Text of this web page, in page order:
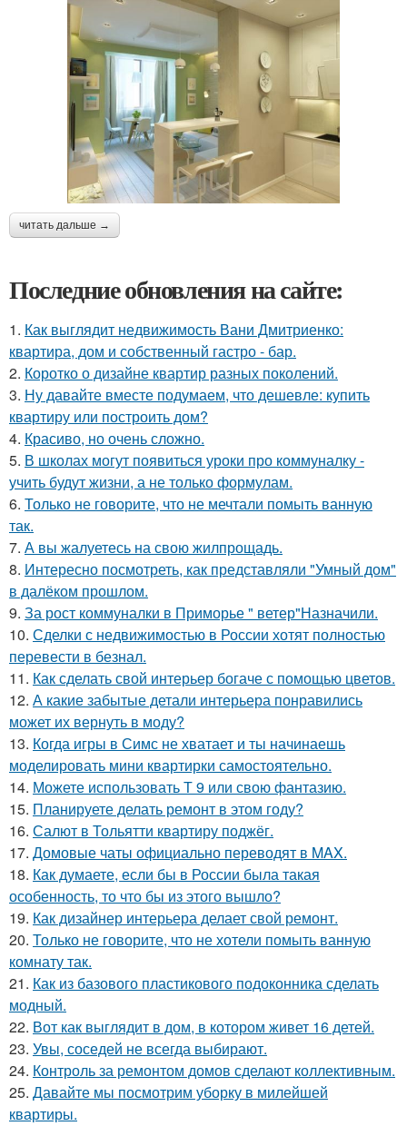
читать дальше →
Последние обновления на сайте:
1. Как выглядит недвижимость Вани Дмитриенко:
квартира, дом и собственный гастро - бар.
2. Коротко о дизайне квартир разных поколений.
3. Ну давайте вместе подумаем, что дешевле: купить
квартиру или построить дом?
4. Красиво, но очень сложно.
5. В школах могут появиться уроки про коммуналку -
учить будут жизни, а не только формулам.
6. Только не говорите, что не мечтали помыть ванную
так.
7. А вы жалуетесь на свою жилпрощадь.
8. Интересно посмотреть, как представляли "Умный дом"
в далёком прошлом.
9. За рост коммуналки в Приморье " ветер"Назначили.
10. Сделки с недвижимостью в России хотят полностью
перевести в безнал.
11. Как сделать свой интерьер богаче с помощью цветов.
12. А какие забытые детали интерьера понравились
может их вернуть в моду?
13. Когда игры в Симс не хватает и ты начинаешь
моделировать мини квартирки самостоятельно.
14. Можете использовать Т 9 или свою фантазию.
15. Планируете делать ремонт в этом году?
16. Салют в Тольятти квартиру поджёг.
17. Домовые чаты официально переводят в MAX.
18. Как думаете, если бы в России была такая
особенность, то что бы из этого вышло?
19. Как дизайнер интерьера делает свой ремонт.
20. Только не говорите, что не хотели помыть ванную
комнату так.
21. Как из базового пластикового подоконника сделать
модный.
22. Вот как выглядит в дом, в котором живет 16 детей.
23. Увы, соседей не всегда выбирают.
24. Контроль за ремонтом домов сделают коллективным.
25. Давайте мы посмотрим уборку в милейшей
квартиры.